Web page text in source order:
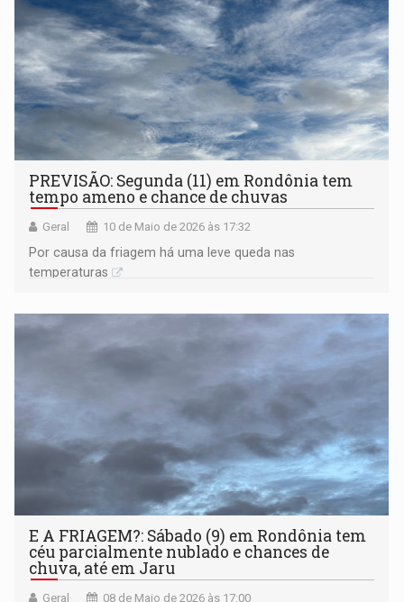
PREVISÃO: Segunda (11) em Rondônia tem
tempo ameno e chance de chuvas
Geral 10 de Maio de 2026 às 17:32
Por causa da friagem há uma leve queda nas
temperaturas
E A FRIAGEM?: Sábado (9) em Rondônia tem
céu parcialmente nublado e chances de
chuva, até em Jaru
Geral 08 de Maio de 2026 às 17:00